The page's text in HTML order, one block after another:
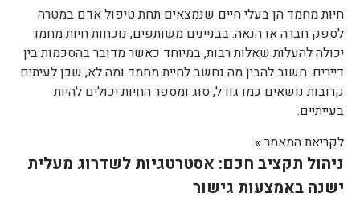
חיות מחמד הן בעלי חיים שנמצאים תחת טיפול אדם במטרה
לספק חברה או הנאה. בבניינים משותפים, נוכחות חיות מחמד
יכולה להעלות שאלות רבות, במיוחד כאשר מדובר בהסכמות בין
דיירים. חשוב להבין מה נחשב לחיית מחמד ומה לא, שכן לעיתים
קרובות נושאים כמו גודל, סוג ומספר החיות יכולים להיות
בעייתיים.
לקריאת המאמר »
ניהול תקציב חכם: אסטרטגיות לשדרוג מעלית
ישנה באמצעות גישור